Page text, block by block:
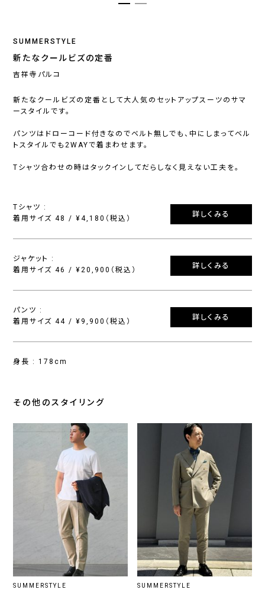
SUMMERSTYLE
新たなクールビズの定番
吉祥寺パルコ
新たなクールビズの定番として大人気のセットアップスーツのサマ
ースタイルです。
パンツはドローコード付きなのでベルト無しでも、中にしまってベル
トスタイルでも2WAYで着まわせます。
Tシャツ合わせの時はタックインしてだらしなく見えない工夫を。
Tシャツ :
着用サイズ 48 / ¥4,180（税込）
詳しくみる
ジャケット :
着用サイズ 46 / ¥20,900（税込）
詳しくみる
パンツ :
着用サイズ 44 / ¥9,900（税込）
詳しくみる
身長 : 178cm
その他のスタイリング
SUMMERSTYLE SUMMERSTYLE